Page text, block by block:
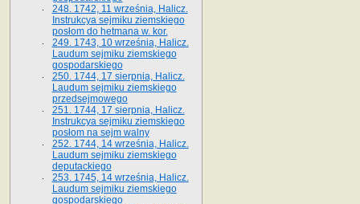
248. 1742, 11 września, Halicz.
Instrukcya sejmiku ziemskiego
posłom do hetmana w. kor.
249. 1743, 10 września, Halicz.
Laudum sejmiku ziemskiego
gospodarskiego
250. 1744, 17 sierpnia, Halicz.
Laudum sejmiku ziemskiego
przedsejmowego
251. 1744, 17 sierpnia, Halicz.
Instrukcya sejmiku ziemskiego
posłom na sejm walny
252. 1744, 14 września, Halicz.
Laudum sejmiku ziemskiego
deputackiego
253. 1745, 14 września, Halicz.
Laudum sejmiku ziemskiego
gospodarskiego